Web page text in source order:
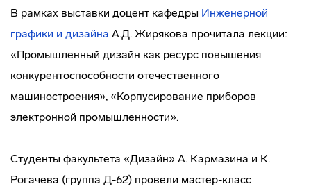
В рамках выставки доцент кафедры Инженерной
графики и дизайна А.Д. Жирякова прочитала лекции:
«Промышленный дизайн как ресурс повышения
конкурентоспособности отечественного
машиностроения», «Корпусирование приборов
электронной промышленности».
Студенты факультета «Дизайн» А. Кармазина и К.
Рогачева (группа Д-62) провели мастер-класс